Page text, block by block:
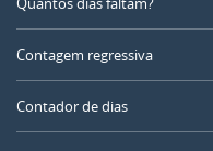
Contagem regressiva
Contador de dias